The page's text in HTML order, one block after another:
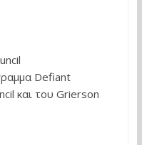
Defiant
και του Grierson